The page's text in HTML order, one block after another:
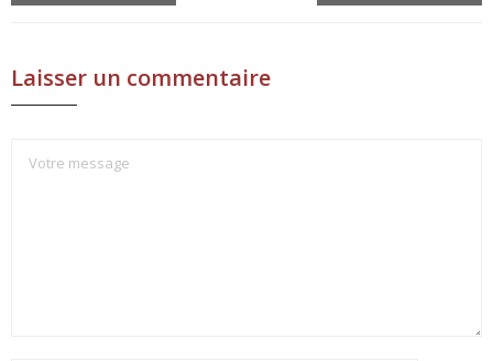
Laisser un commentaire